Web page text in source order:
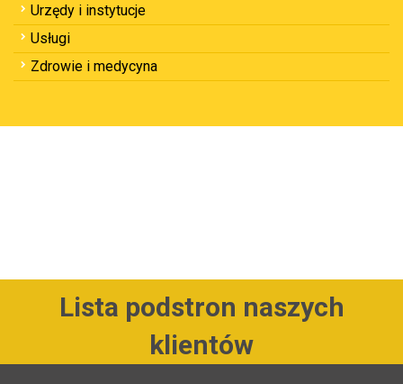
Urzędy i instytucje
Usługi
Zdrowie i medycyna
Lista podstron naszych
klientów